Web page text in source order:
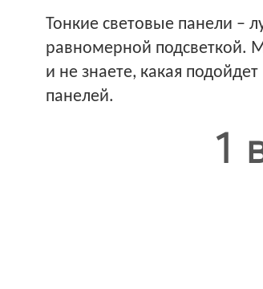
Тонкие световые панели –
равномерной подсветкой.
и не знаете, какая
панелей.
1